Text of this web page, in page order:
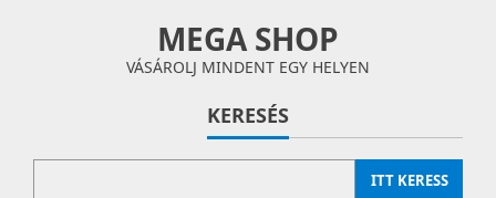
MEGA SHOP
VÁSÁROLJ MINDENT EGY HELYEN
KERESÉS
ITT KERESS